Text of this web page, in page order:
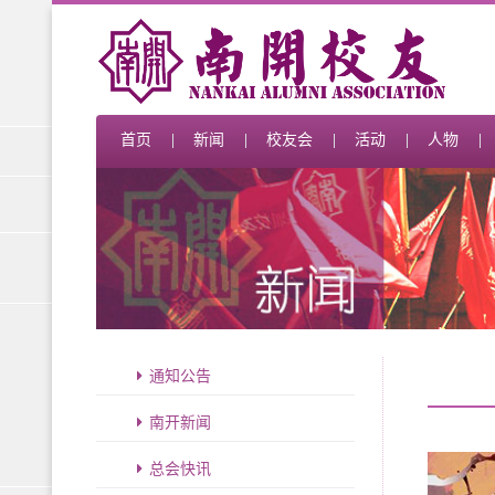
首页 新闻 校友会 活动 人物
通知公告
南开新闻
总会快讯